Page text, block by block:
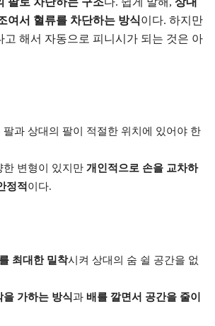
여서 혈류를 차단하는 방식이다. 하지만
고 해서 자동으로 피니시가 되는 것은 아
팔과 상대의 팔이 적절한 위치에 있어야 한
한 변형이 있지만 개인적으로 손을 교차하
정적 이다.
최대한 밀착시켜 상대의 숨 쉴 공간을 없
가하는 방식과 배를 깔면서 공간을 줄이